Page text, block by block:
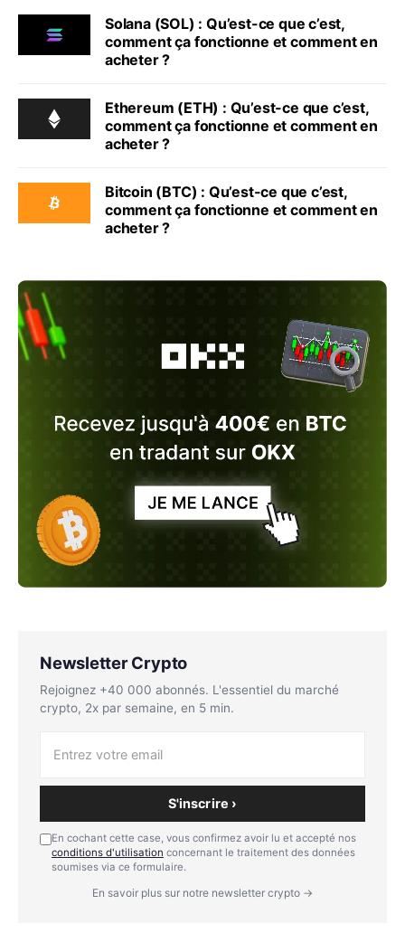
Solana (SOL) : Qu’est-ce que c’est,
comment ça fonctionne et comment en
acheter ?
Ethereum (ETH) : Qu’est-ce que c’est,
comment ça fonctionne et comment en
acheter ?
Bitcoin (BTC) : Qu’est-ce que c’est,
comment ça fonctionne et comment en
acheter ?
Newsletter Crypto
Rejoignez +40 000 abonnés. L'essentiel du marché
crypto, 2x par semaine, en 5 min.
S'inscrire ›
En cochant cette case, vous confirmez avoir lu et accepté nos
conditions d'utilisation concernant le traitement des données
soumises via ce formulaire.
En savoir plus sur notre newsletter crypto →